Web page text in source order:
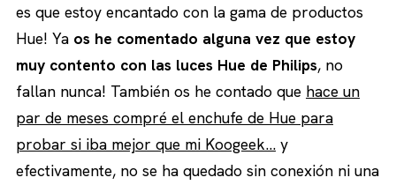
es que estoy encantado con la gama de productos
Hue! Ya os he comentado alguna vez que estoy
muy contento con las luces Hue de Philips, no
fallan nunca! También os he contado que hace un
par de meses compré el enchufe de Hue para
probar si iba mejor que mi Koogeek… y
efectivamente, no se ha quedado sin conexión ni una